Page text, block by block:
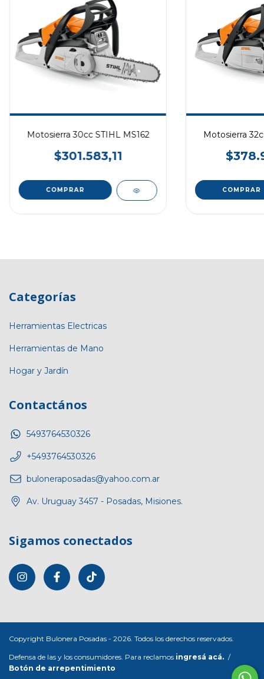
Motosierra 30cc STIHL MS162
$301.583,11
Motosierra
Categorías
Herramientas Electricas
Herramientas de Mano
Hogar y Jardín
Contactános
5493764530326
+5493764530326
buloneraposadas@yahoo.com.ar
Av. Uruguay 3457 - Posadas, Misiones.
Sigamos conectados
Copyright Bulonera Posadas - 2026. Todos los derechos reservados.
Defensa de las y los consumidores. Para reclamos ingresá acá. /
Botón de arrepentimiento